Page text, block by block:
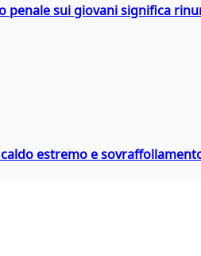
sui giovani significa
estremo e